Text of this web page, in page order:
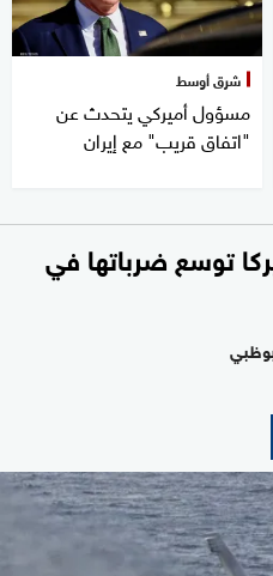
شرق أوسط
مسؤول أميركي يتحدث عن
"اتفاق قريب" مع إيران
توسع ضرباتها في